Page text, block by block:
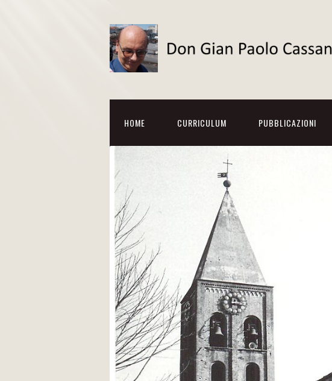
HOME CURRICULUM PUBBLICAZIONI